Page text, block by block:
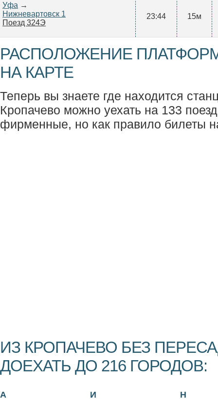
Уфа →
Нижневартовск 1
Поезд 324Э
23:44 15м
РАСПОЛОЖЕНИЕ
НА КАРТЕ
Теперь вы знаете где находится
Кропачево можно уехать на 133
фирменные, но как правило билеты
ИЗ КРОПАЧЕВО БЕЗ
ДОЕХАТЬ ДО 216 ГОРОДОВ:
А И Н